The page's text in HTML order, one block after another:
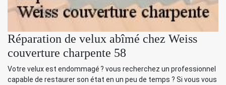
Réparation de velux abîmé chez Weiss
couverture charpente 58
Votre velux est endommagé ? vous recherchez un professionnel
capable de restaurer son état en un peu de temps ? Si vous vous